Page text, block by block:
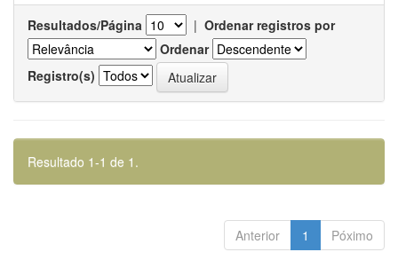
Resultados/Página | Ordenar registros por
Ordenar
Registro(s)
Resultado 1-1 de 1.
Anterior 1 Póximo